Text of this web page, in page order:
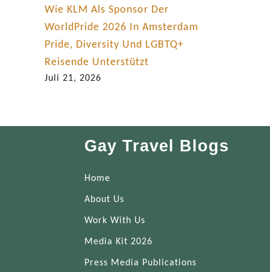
Wie KLM Als Sponsor Der
WorldPride 2026 In Amsterdam
Pride, Diversity Und LGBTQ+
Reisende Unterstützt
Juli 21, 2026
Gay Travel Blogs
Home
About Us
Work With Us
Media Kit 2026
Press Media Publications